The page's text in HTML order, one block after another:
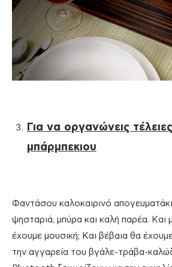
Για να οργανώνεις
μπάρμπεκιου
Φαντάσου καλοκαιρινό
ψησταριά, μπύρα και καλή παρέα. Και
έχουμε μουσική; Και βέβαια θα
την αγγαρεία του βγάλε-τράβα-